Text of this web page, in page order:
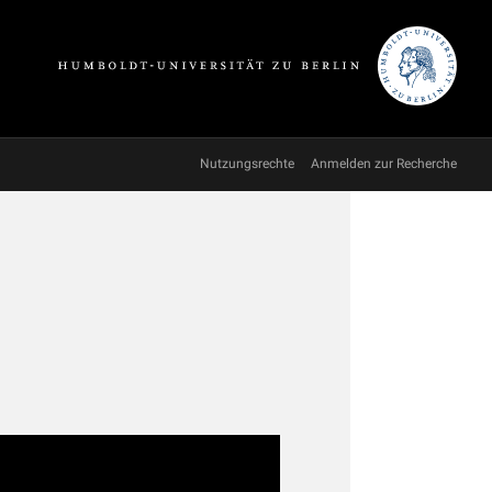
Nutzungsrechte Anmelden zur Recherche